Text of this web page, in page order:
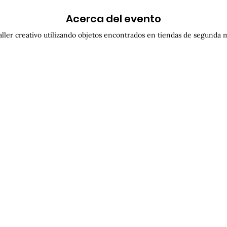
Acerca del evento
creativo utilizando objetos encontrados en tiendas de segunda